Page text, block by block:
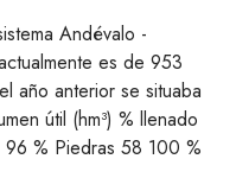
Andévalo -
es de 953
año anterior se situaba
útil (hm³) % llenado
% Piedras 58 100 %